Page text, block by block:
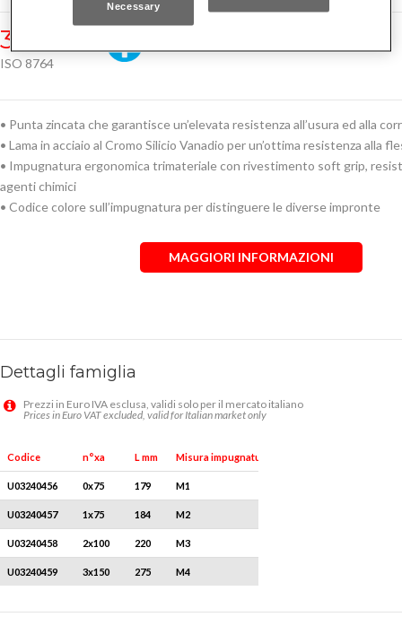
324 PZ
ISO 8764
• Punta zincata che garantisce un’elevata resistenza all’usura ed alla
• Lama in acciaio al Cromo Silicio Vanadio per un’ottima resistenza alla
• Impugnatura ergonomica trimateriale con rivestimento soft grip,
agenti chimici
• Codice colore sull’impugnatura per distinguere le diverse impronte
MAGGIORI INFORMAZIONI
Dettagli famiglia
Prezzi in Euro IVA esclusa, validi solo per il mercato italiano
Prices in Euro VAT excluded, valid for Italian market only
Codice n°xa L mm Misura impugnatura
U03240456 0x75 179 M1
U03240457 1x75 184 M2
U03240458 2x100 220 M3
U03240459 3x150 275 M4
Necessary